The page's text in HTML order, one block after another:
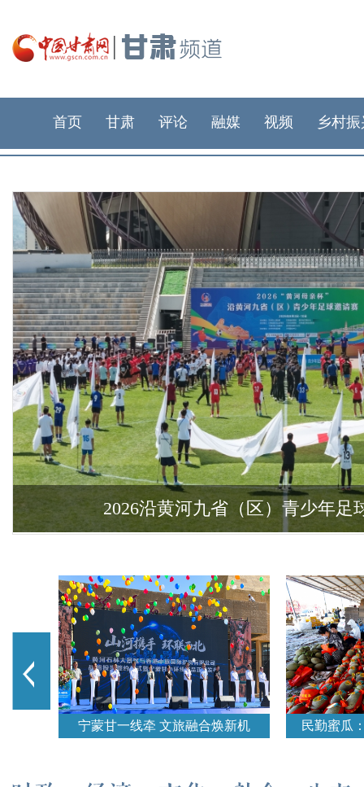
首页 甘肃 评论 融媒 视频 乡村
2026沿黄河九省（区）青少年足
宁蒙甘一线牵 文旅融合焕新机 民勤蜜瓜